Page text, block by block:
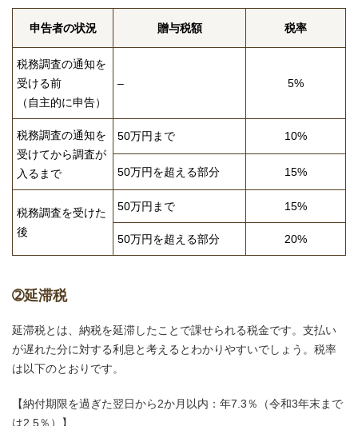
申告者の状況 贈与税額 税率
税務調査の通知を
受ける前
（自主的に申告）
– 5%
税務調査の通知を
受けてから調査が
入るまで
50万円まで 10%
50万円を超える部分 15%
税務調査を受けた
後
50万円まで 15%
50万円を超える部分 20%
➁延滞税
延滞税とは、納税を延滞したことで課せられる税金です。支払い
が遅れた分に対する利息と考えるとわかりやすいでしょう。税率
は以下のとおりです。
【納付期限を過ぎた翌日から2か月以内：年7.3％（令和3年末まで
は2.5％）】